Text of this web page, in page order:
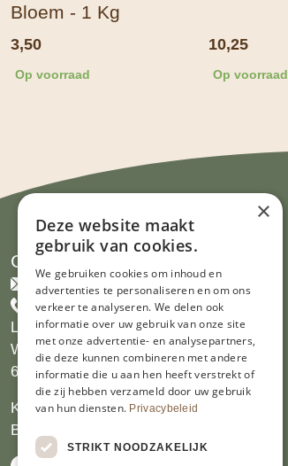
Bloem - 1 Kg
3,50
Op voorraad
10,25
Op voorraad
Contact
info@limburgsbakwinkeltje.nl
+31455226693
Limburgs Bakwinkeltje
Wijngaardsweg 16
6412 PJ Heerlen
KVK 14069470
BTW NL809913914.B01
×
Deze website maakt
gebruik van cookies.
We gebruiken cookies om inhoud en
advertenties te personaliseren en om ons
verkeer te analyseren. We delen ook
informatie over uw gebruik van onze site
met onze advertentie- en analysepartners,
die deze kunnen combineren met andere
informatie die u aan hen heeft verstrekt of
die zij hebben verzameld door uw gebruik
van hun diensten. Privacybeleid
STRIKT NOODZAKELIJK